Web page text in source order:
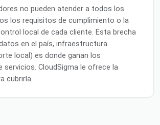
no pueden atender a todos los
los requisitos de cumplimiento o la
local de cada cliente. Esta brecha
en el país, infraestructura
local) es donde ganan los
servicios. CloudSigma le ofrece la
cubrirla.